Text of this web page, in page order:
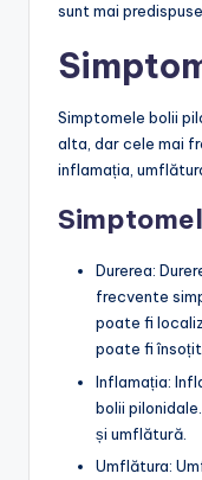
sunt mai
Simptomele bolii
alta, dar cele mai
inflamația,
Durerea:
frecvente
poate fi
poate fi
Inflamația:
bolii
și umflătură.
Umflătura: